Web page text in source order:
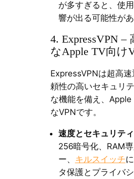
が多すぎると、使
響が出る可能性があ
4. ExpressVPN –
なApple TV向け
ExpressVPNは超高
頼性の高いセキュリ
な機能を備え、Apple
なVPNです。
速度とセキュリティ
256暗号化、RAM
ー、 キルスイッチ
タ保護とプライバ